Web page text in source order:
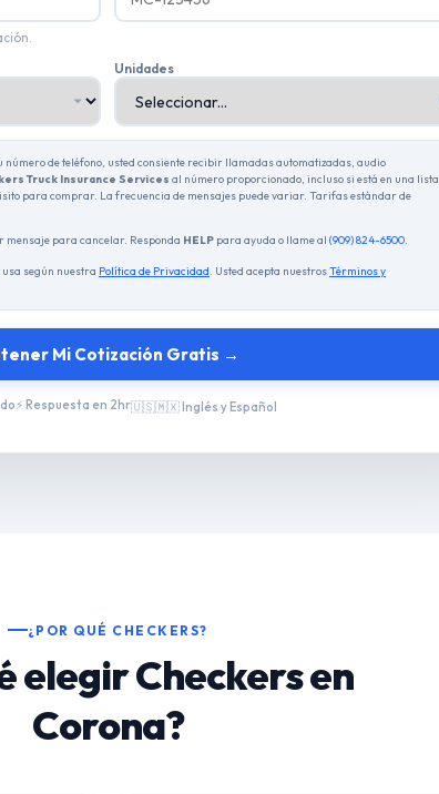
Unidades
de teléfono, usted consiente recibir llamadas automatizadas, audio
Truck Insurance Services al número proporcionado, incluso si está en una lista
para comprar. La frecuencia de mensajes puede variar. Tarifas estándar de
mensaje para cancelar. Responda HELP para ayuda o llame al (909) 824-6500.
según nuestra Política de Privacidad. Usted acepta nuestrosTérminos y
Mi Cotización Gratis →
⚡ Respuesta en 2hr🇺🇸🇲🇽 Inglés y Español
¿POR QUÉ CHECKERS?
elegir Checkers en
Corona?